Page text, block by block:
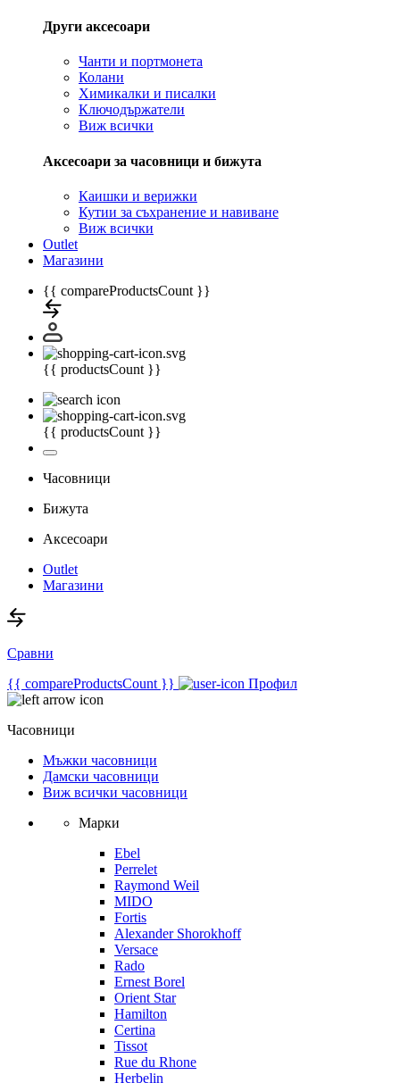
Други аксесоари
Чанти и портмонета
Колани
Химикалки и писалки
Ключодържатели
Виж всички
Аксесоари за часовници и бижута
Каишки и верижки
Кутии за съхранение и навиване
Виж всички
Outlet
Магазини
{{ compareProductsCount }}
{{ productsCount }}
{{ productsCount }}
Часовници
Бижута
Аксесоари
Outlet
Магазини
Сравни
{{ compareProductsCount }}
Профил
Часовници
Мъжки часовници
Дамски часовници
Виж всички часовници
Марки
Ebel
Perrelet
Raymond Weil
MIDO
Fortis
Alexander Shorokhoff
Versace
Rado
Ernest Borel
Orient Star
Hamilton
Certina
Tissot
Rue du Rhone
Herbelin